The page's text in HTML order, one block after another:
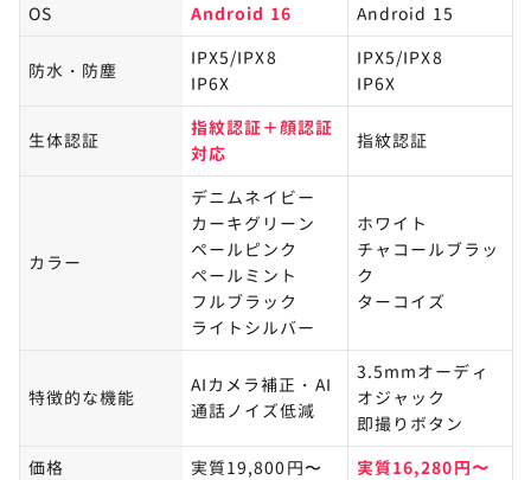
15
性能で選ぶならAQUOS sense10がおすす
め！価格で選ぶならXperia 10 VIIもあり
OS
Android 16 Android 15
防水・防塵
IPX5/IPX8
IP6X
IPX5/IPX8
IP6X
生体認証
指紋認証＋顔認証
対応​
指紋認証
カラー
デニムネイビー
カーキグリーン
ペールピンク
ペールミント
フルブラック
ライトシルバー
ホワイト
チャコールブラッ
ク
ターコイズ
特徴的な機能
AIカメラ補正・AI
通話ノイズ低減
3.5mmオーディ
オジャック
即撮りボタン
価格
実質19,800円〜 実質16,280円〜